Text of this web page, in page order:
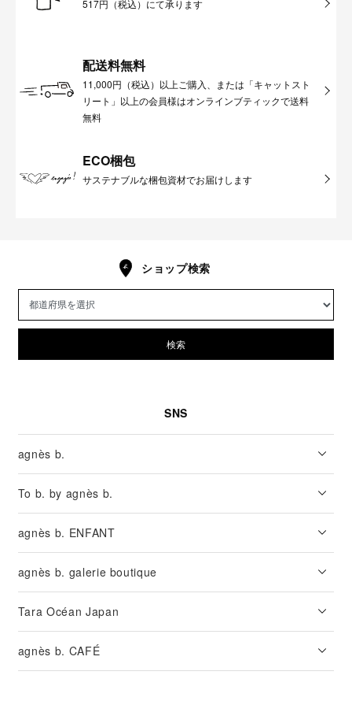
517円（税込）にて承ります
配送料無料
11,000円（税込）以上ご購入、または「キャットスト
リート」以上の会員様はオンラインブティックで送料
無料
ECO梱包
サステナブルな梱包資材でお届けします
ショップ検索
検索
SNS
agnès b.
To b. by agnès b.
agnès b. ENFANT
agnès b. galerie boutique
Tara Océan Japan
agnès b. CAFÉ